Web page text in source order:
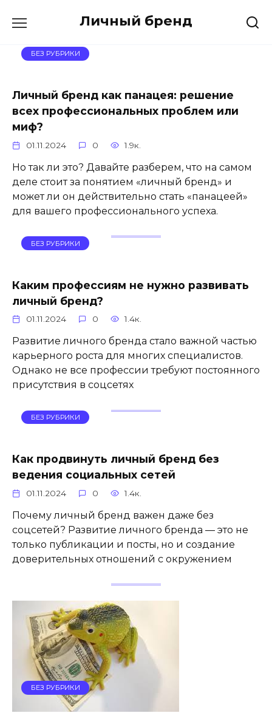
Личный бренд
БЕЗ РУБРИКИ
Личный бренд как панацея: решение
всех профессиональных проблем или
миф?
01.11.2024 0 1.9к.
Но так ли это? Давайте разберем, что на самом
деле стоит за понятием «личный бренд» и
может ли он действительно стать «панацеей»
для вашего профессионального успеха.
БЕЗ РУБРИКИ
Каким профессиям не нужно развивать
личный бренд?
01.11.2024 0 1.4к.
Развитие личного бренда стало важной частью
карьерного роста для многих специалистов.
Однако не все профессии требуют постоянного
присутствия в соцсетях
БЕЗ РУБРИКИ
Как продвинуть личный бренд без
ведения социальных сетей
01.11.2024 0 1.4к.
Почему личный бренд важен даже без
соцсетей? Развитие личного бренда — это не
только публикации и посты, но и создание
доверительных отношений с окружением
БЕЗ РУБРИКИ